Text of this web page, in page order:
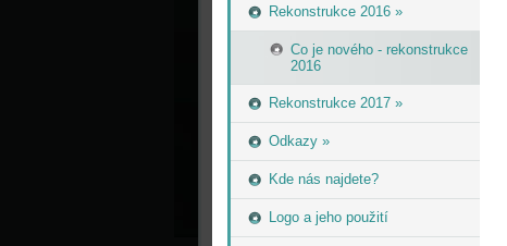
Rekonstrukce 2016 »
Co je nového - rekonstrukce
2016
Rekonstrukce 2017 »
Odkazy »
Kde nás najdete?
Logo a jeho použití